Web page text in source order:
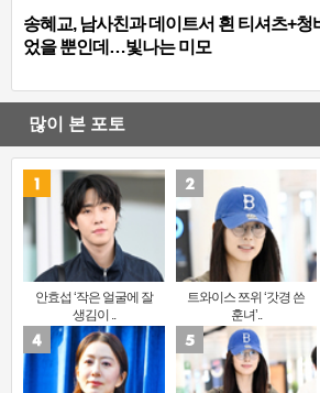
송혜교, 남사친과 데이트서 흰 티셔츠+청
었을 뿐인데…빛나는 미모
많이 본 포토
안효섭 ‘작은 얼굴에 잘
생김이 ..
트와이스 쯔위 ‘갓경 쓴
훈녀’..